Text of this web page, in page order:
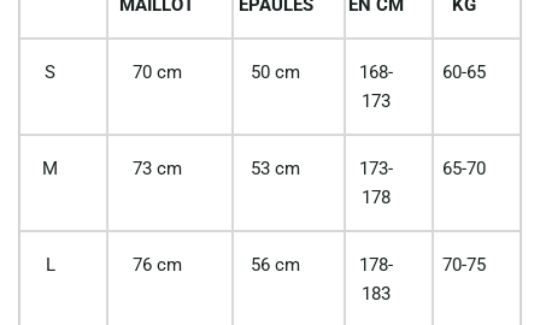
MAILLOT EPAULES EN CM KG
S 70 cm 50 cm
168-
173
60-65
M 73 cm 53 cm
173-
178
65-70
L 76 cm 56 cm
178-
183
70-75